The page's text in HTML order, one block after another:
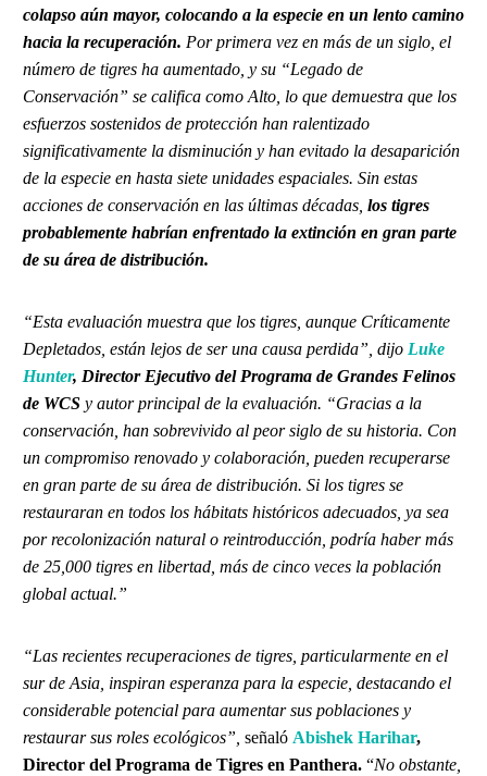
colapso aún mayor, colocando a la especie en un lento camino
hacia la recuperación. Por primera vez en más de un siglo, el
número de tigres ha aumentado, y su “Legado de
Conservación” se califica como Alto, lo que demuestra que los
esfuerzos sostenidos de protección han ralentizado
significativamente la disminución y han evitado la desaparición
de la especie en hasta siete unidades espaciales. Sin estas
acciones de conservación en las últimas décadas, los tigres
probablemente habrían enfrentado la extinción en gran parte
de su área de distribución.
“Esta evaluación muestra que los tigres, aunque Críticamente
Depletados, están lejos de ser una causa perdida”, dijo Luke
Hunter, Director Ejecutivo del Programa de Grandes Felinos
de WCS y autor principal de la evaluación. “Gracias a la
conservación, han sobrevivido al peor siglo de su historia. Con
un compromiso renovado y colaboración, pueden recuperarse
en gran parte de su área de distribución. Si los tigres se
restauraran en todos los hábitats históricos adecuados, ya sea
por recolonización natural o reintroducción, podría haber más
de 25,000 tigres en libertad, más de cinco veces la población
global actual.”
“Las recientes recuperaciones de tigres, particularmente en el
sur de Asia, inspiran esperanza para la especie, destacando el
considerable potencial para aumentar sus poblaciones y
restaurar sus roles ecológicos”, señaló Abishek Harihar,
Director del Programa de Tigres en Panthera. “No obstante,